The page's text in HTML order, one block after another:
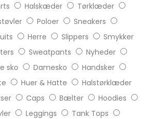
Halskæder
Tørklæder
Poloer
Sneakers
Herre Slippers
Smykker
Sweatpants
Nyheder
sko Damesko
Handsker
Huer & Hatte
Halstørklæder
Caps Bælter
Hoodies
Leggings
Tank Tops